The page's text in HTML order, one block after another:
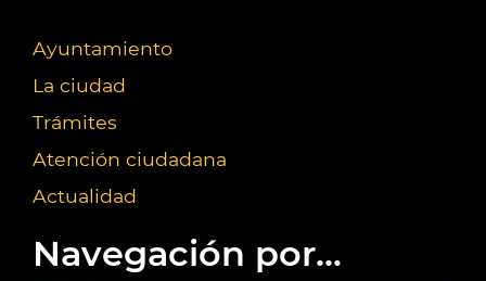
Ayuntamiento
La ciudad
Trámites
Atención ciudadana
Actualidad
Navegación por...